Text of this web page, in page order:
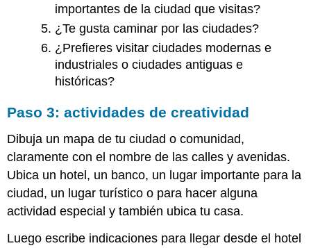
importantes de la ciudad que visitas?
¿Te gusta caminar por las ciudades?
¿Prefieres visitar ciudades modernas e
industriales o ciudades antiguas e
históricas?
Paso 3: actividades de creatividad
Dibuja un mapa de tu ciudad o comunidad,
claramente con el nombre de las calles y avenidas.
Ubica un hotel, un banco, un lugar importante para la
ciudad, un lugar turístico o para hacer alguna
actividad especial y también ubica tu casa.
Luego escribe indicaciones para llegar desde el hotel